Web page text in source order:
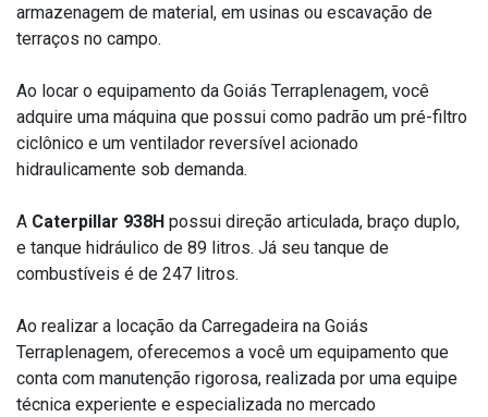
armazenagem de material, em usinas ou escavação de
terraços no campo.
Ao locar o equipamento da Goiás Terraplenagem, você
adquire uma máquina que possui como padrão um pré-filtro
ciclônico e um ventilador reversível acionado
hidraulicamente sob demanda.
A Caterpillar 938H possui direção articulada, braço duplo,
e tanque hidráulico de 89 litros. Já seu tanque de
combustíveis é de 247 litros.
Ao realizar a locação da Carregadeira na Goiás
Terraplenagem, oferecemos a você um equipamento que
conta com manutenção rigorosa, realizada por uma equipe
técnica experiente e especializada no mercado